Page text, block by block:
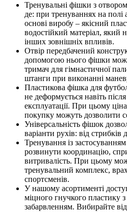
Тренувальні фішки з
де: при тренуваннях на полі
основі виробу – якісний
водостійкий матеріал, який
інших зовнішніх впливів.
Отвір передбачений
допомогою нього фішки
тримач для гімнастичної
штанги при виконанні
Пластикова фішка для
не деформується навіть
експлуатації. При цьому
покупку можуть дозволити
Універсальність фішок
варіанти рухів: від
Тренування із
розвинути координацію,
витривалість. При цьому
тренувальний комплекс,
спортсменів.
У нашому асортименті
міцного гнучкого пластику
забарвленням. Вибирайте